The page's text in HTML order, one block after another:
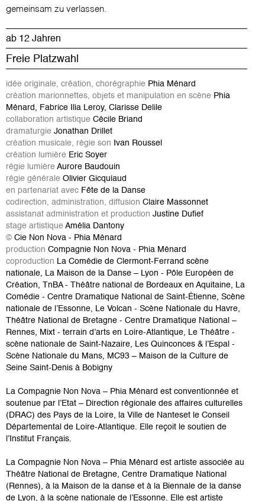
gemeinsam zu verlassen.
ab 12 Jahren
Freie Platzwahl
idée originale, création, chorégraphie Phia Ménard
création marionnettes, objets et manipulation en scène Phia
Ménard, Fabrice Ilia Leroy, Clarisse Delile
collaboration artistique Cécile Briand
dramaturgie Jonathan Drillet
création musicale, régie son
Ivan Roussel
création lumière Eric Soyer
régie lumière Aurore Baudouin
régie générale Olivier Gicquiaud
en partenariat avec Fête de la Danse
codirection, administration, diffusion Claire Massonnet
assistanat administration et production Justine Dufief
stage artistique Amélia Dantony
© Cie Non Nova - Phia Ménard
production Compagnie Non Nova - Phia Ménard
coproduction La Comédie de Clermont-Ferrand scène
nationale, La Maison de la Danse – Lyon - Pôle Européen de
Création, TnBA - Théâtre national de Bordeaux en Aquitaine, La
Comédie - Centre Dramatique National de Saint-Étienne, Scène
nationale de l’Essonne, Le Volcan - Scène Nationale du Havre,
Théâtre National de Bretagne - Centre Dramatique National –
Rennes, Mixt - terrain d’arts en Loire-Atlantique, Le Théâtre -
scène nationale de Saint-Nazaire, Les Quinconces & l’Espal -
Scène Nationale du Mans, MC93 – Maison de la Culture de
Seine Saint-Denis à Bobigny
La Compagnie Non Nova – Phia Ménard est conventionnée et
soutenue par l’Etat – Direction régionale des affaires culturelles
(DRAC) des Pays de la Loire, la Ville de Nanteset le Conseil
Départemental de Loire-Atlantique. Elle reçoit le soutien de
l’Institut Français.
La Compagnie Non Nova – Phia Ménard est artiste associée au
Théâtre National de Bretagne, Centre Dramatique National
(Rennes), à la Maison de la danse et à la Biennale de la danse
de Lyon, à la scène nationale de l’Essonne. Elle est artiste